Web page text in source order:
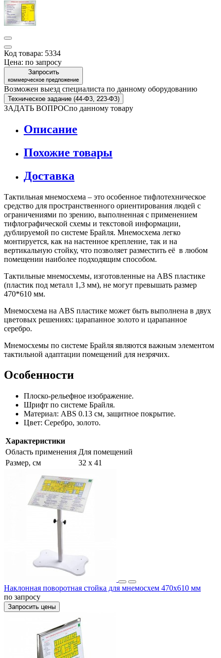
Код товара: 5334
Цена: по запросу
Запросить
коммерческое предложение
Возможен выезд специалиста по данному оборудованию
Техническое задание (44-Ф3, 223-Ф3)
ЗАДАТЬ ВОПРОСпо данному товару
Описание
Похожие товары
Доставка
Тактильная мнемосхема – это особенное тифлотехническое
средство для пространственного ориентирования людей с
ограничениями по зрению, выполненная с применением
тифлографической схемы и текстовой информации,
дублируемой по системе Брайля. Мнемосхема легко
монтируется, как на настенное крепление, так и на
вертикальную стойку, что позволяет разместить её в любом
помещении наиболее подходящим способом.
Тактильные мнемосхемы, изготовленные на ABS пластике
(пластик под металл 1,3 мм), не могут превышать размер
470*610 мм.
Мнемосхема на ABS пластике может быть выполнена в двух
цветовых решениях: царапанное золото и царапанное
серебро.
Мнемосхемы по системе Брайля являются важным элементом
тактильной адаптации помещений для незрячих.
Особенности
Плоско-рельефное изображение.
Шрифт по системе Брайля.
Материал: АBS 0.13 см, защитное покрытие.
Цвет: Серебро, золото.
Характеристики
Область применения Для помещений
Размер, см
32 x 41
Наклонная поворотная стойка для мнемосхем 470х610 мм
по запросу
Запросить цены